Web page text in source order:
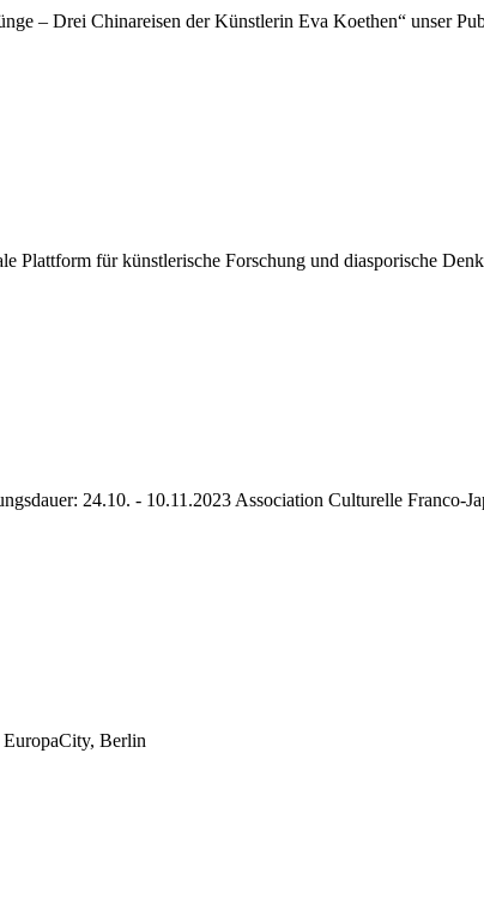
– Drei Chinareisen der Künstlerin Eva Koethen“ unser
Plattform für künstlerische Forschung und diasporische
24.10. - 10.11.2023 Association Culturelle Franco-
Berlin